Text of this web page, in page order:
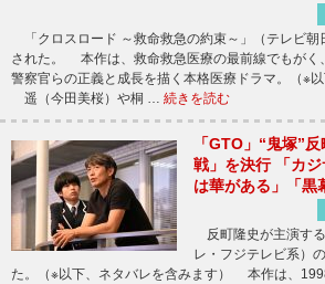
「クロスロード ～救命救急の約束～」（テレビ朝
された。 本作は、救命救急医療の最前線でもがく
警察官らの正義と成長を描く本格医療ドラマ。（※以
遥（今田美桜）や桐 … 続きを読む
「GTO」“鬼塚”
戦」を決行 「カ
は華がある」「黒
反町隆史が主演す
レ・フジテレビ系）
た。（※以下、ネタバレを含みます） 本作は、